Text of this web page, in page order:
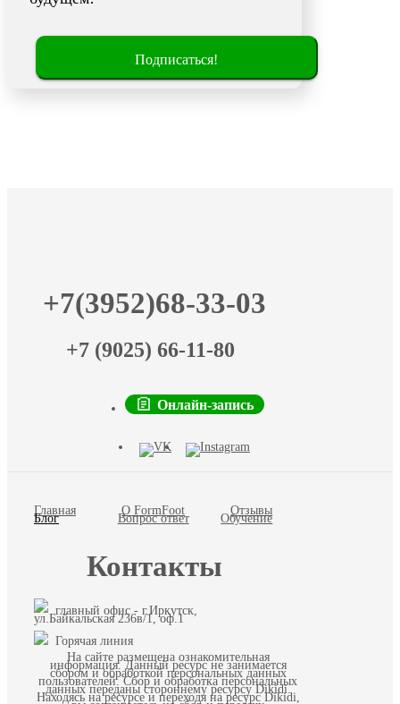
Подписаться!
+7(3952)68-33-03
+7 (9025) 66-11-80
Онлайн-запись
Главная О FormFoot Отзывы
Блог Вопрос ответ Обучение
Контакты
главный офис - г.Иркутск,
ул.Байкальская 236в/1, оф.1
Горячая линия
На сайте размещена ознакомительная
информация. Данный ресурс не занимается
сбором и обработкой персональных данных
пользователей. Сбор и обработка персональных
данных переданы стороннему ресурсу Dikidi.
Находясь на ресурсе и переходя на ресурс Dikidi,